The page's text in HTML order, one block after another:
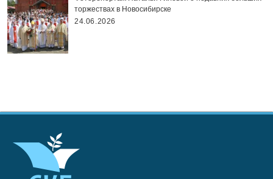
торжествах в Новосибирске
24.06.2026